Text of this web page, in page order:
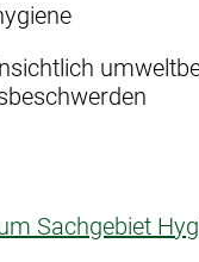
Sachgebiet